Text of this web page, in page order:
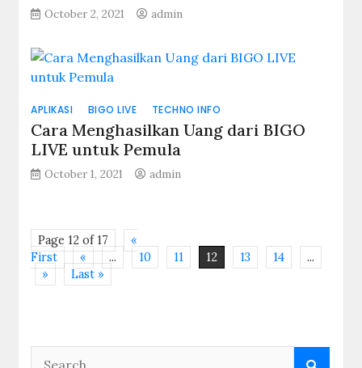
October 2, 2021 admin
APLIKASI BIGO LIVE TECHNO INFO
Cara Menghasilkan Uang dari BIGO
LIVE untuk Pemula
October 1, 2021 admin
Page 12 of 17
«
First
« ... 10 11 12 13 14
...
»
Last »